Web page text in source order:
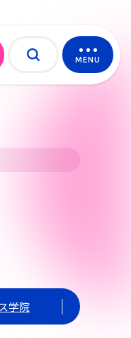
MENU
学院